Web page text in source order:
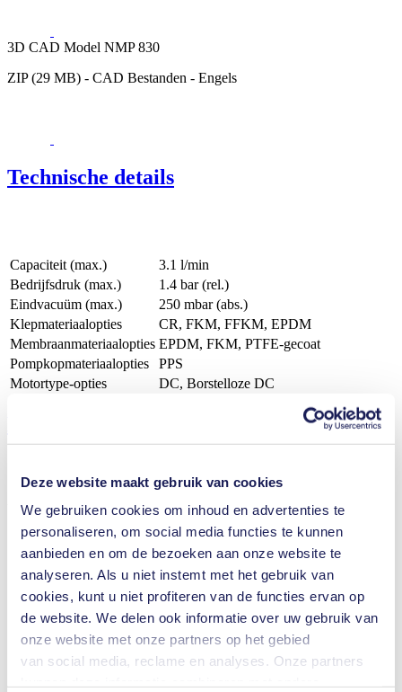
Deze website maakt gebruik van cookies
We gebruiken cookies om inhoud en advertenties te
personaliseren, om social media functies te kunnen
aanbieden en om de bezoeken aan onze website te
analyseren. Als u niet instemt met het gebruik van
cookies, kunt u niet profiteren van de functies ervan op
de website. We delen ook informatie over uw gebruik van
onze website met onze partners op het gebied
van social media, reclame en analyses. Onze partners
3D CAD Model NMP 830
ZIP (29 MB) - CAD Bestanden - Engels
Technische details
Capaciteit (max.)
3.1 l/min
Bedrijfsdruk (max.)
1.4 bar (rel.)
Eindvacuüm (max.)
250 mbar (abs.)
Klepmateriaalopties
CR, FKM, FFKM, EPDM
Membraanmateriaalopties EPDM, FKM, PTFE-gecoat
Pompkopmateriaalopties
PPS
Motortype-opties
DC, Borstelloze DC
Voordelen
Uitstekende betrouwbaarheid
Hoge prestatie - maat verhouding
Laag geluidsniveau
Zuiver transport
Onderhoudsvrij
Zelfaanzuigend
Kan drooglopen
Lage pulsatie
FDA gecertificeerd
Terugloopdicht zodra uitgeschakeld (NC ventiel)